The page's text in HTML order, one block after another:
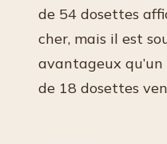
de 54 dosettes
cher, mais il est
avantageux
de 18 dosettes